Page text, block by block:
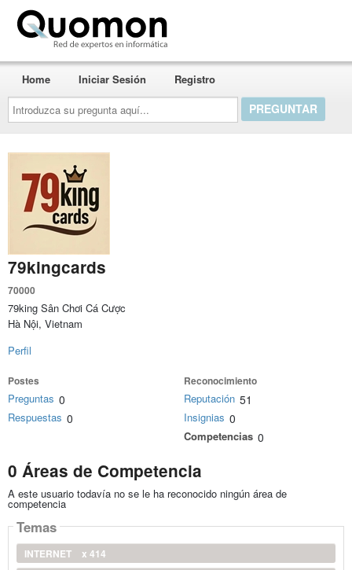
Introduzca
su
pregunta
aquí...
Home Iniciar Sesión Registro
79kingcards
70000
79king Sân Chơi Cá Cược
Hà Nội, Vietnam
Perfil
Postes
Preguntas 0
Respuestas 0
Reconocimiento
Reputación 51
Insignias 0
Competencias 0
0 Áreas de Competencia
A este usuario todavía no se le ha reconocido ningún área de
competencia
Temas
INTERNET
x 414